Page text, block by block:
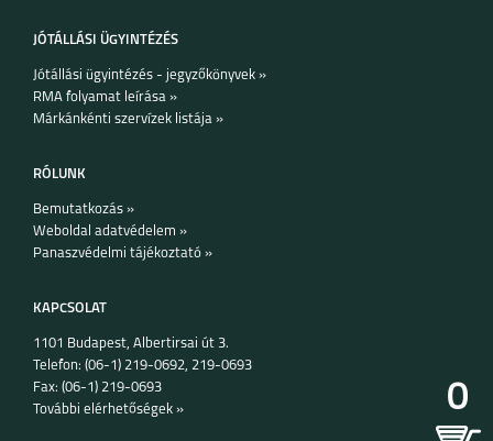
JÓTÁLLÁSI ÜGYINTÉZÉS
Jótállási ügyintézés - jegyzőkönyvek »
RMA folyamat leírása »
Márkánkénti szervízek listája »
RÓLUNK
Bemutatkozás »
Weboldal adatvédelem »
Panaszvédelmi tájékoztató »
KAPCSOLAT
1101 Budapest, Albertirsai út 3.
Telefon: (06-1) 219-0692, 219-0693
Fax: (06-1) 219-0693
További elérhetőségek »
0